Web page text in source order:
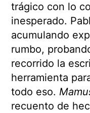
trágico con lo
inesperado.
acumulando
rumbo,
recorrido la
herramienta
todo eso.
recuento de